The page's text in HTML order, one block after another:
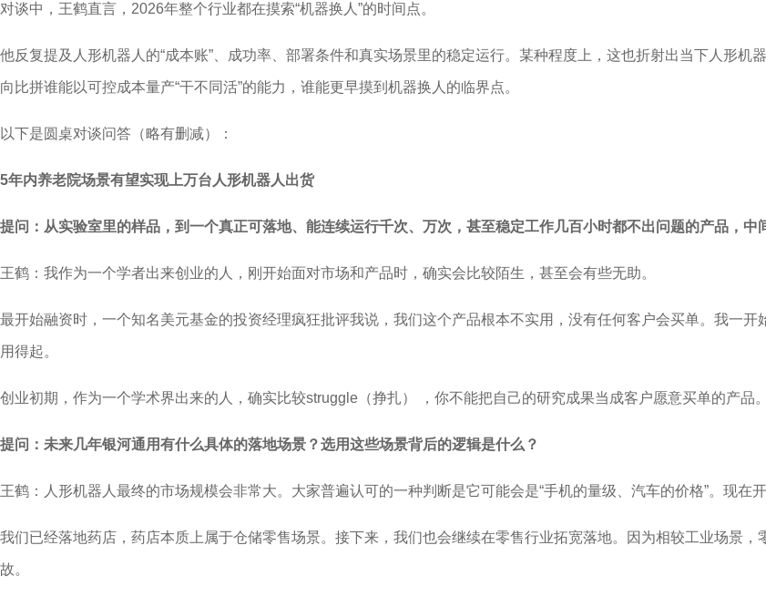
对谈中，王鹤直言，2026年整个行业都在摸索“机器换人”的时间点。
他反复提及人形机器人的“成本账”、成功率、部署条件和真实场景里的稳定运行。某种程度上，这也折射出当下人形
向比拼谁能以可控成本量产“干不同活”的能力，谁能更早摸到机器换人的临界点。
以下是圆桌对谈问答（略有删减）：
5年内养老院场景有望实现上万台人形机器人出货
提问：从实验室里的样品，到一个真正可落地、能连续运行千次、万次，甚至稳定工作几百小时都不出问题的产品，
王鹤：我作为一个学者出来创业的人，刚开始面对市场和产品时，确实会比较陌生，甚至会有些无助。
最开始融资时，一个知名美元基金的投资经理疯狂批评我说，我们这个产品根本不实用，没有任何客户会买单。我一
用得起。
创业初期，作为一个学术界出来的人，确实比较struggle（挣扎） ，你不能把自己的研究成果当成客户愿意买单的产品
提问：未来几年银河通用有什么具体的落地场景？选用这些场景背后的逻辑是什么？
王鹤：人形机器人最终的市场规模会非常大。大家普遍认可的一种判断是它可能会是“手机的量级、汽车的价格”。现在
我们已经落地药店，药店本质上属于仓储零售场景。接下来，我们也会继续在零售行业拓宽落地。因为相较工业场景
故。